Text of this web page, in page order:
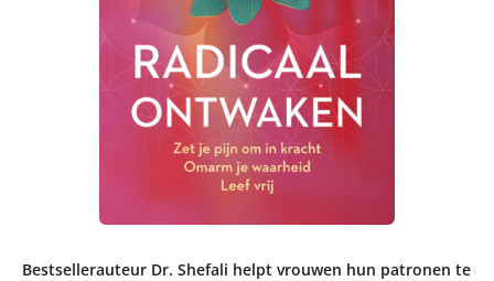
Bestsellerauteur Dr. Shefali helpt vrouwen hun patronen te